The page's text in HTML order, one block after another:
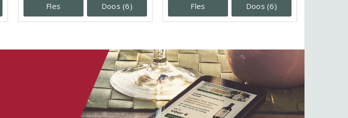
Fles Doos (6) Fles Doos (6)